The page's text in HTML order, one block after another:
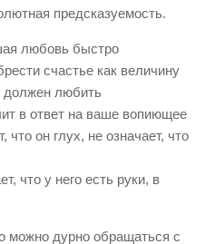
предсказуемость.
любовь быстро
счастье как величину
должен любить
в ответ на ваше вопиющее
что он глух, не означает, что
что у него есть руки, в
можно дурно обращаться с